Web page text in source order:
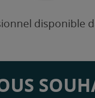
disponible